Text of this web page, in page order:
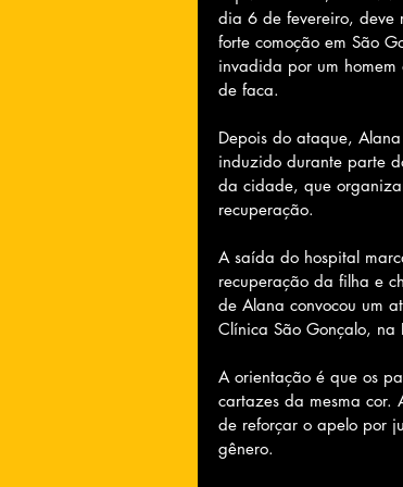
dia 6 de fevereiro, deve
forte comoção em São
invadida por um
de faca.
Depois do ataque,
induzido durante parte
da cidade, que
recuperação.
A saída do hospital
recuperação da filha e
de Alana convocou um
Clínica São Gonçalo, na
A orientação é que os
cartazes da mesma cor.
de reforçar o apelo por
gênero.